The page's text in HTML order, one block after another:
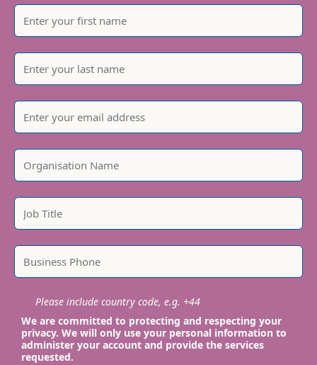
Please include country code, e.g. +44
We are committed to protecting and respecting your
privacy. We will only use your personal information to
administer your account and provide the services
requested.